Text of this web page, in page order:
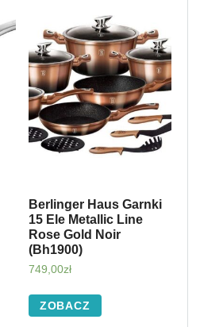
Berlinger Haus Garnki
15 Ele Metallic Line
Rose Gold Noir
(Bh1900)
749,00zł
ZOBACZ